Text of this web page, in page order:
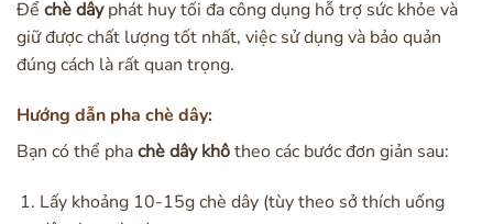
Để chè dâyphát huy tối đa công dụng hỗ trợ sức khỏe và
giữ được chất lượng tốt nhất, việc sử dụng và bảo quản
đúng cách là rất quan trọng.
Hướng dẫn pha chè dây:
Bạn có thể phachè dây khôtheo các bước đơn giản sau:
Lấy khoảng 10-15g chè dây (tùy theo sở thích uống